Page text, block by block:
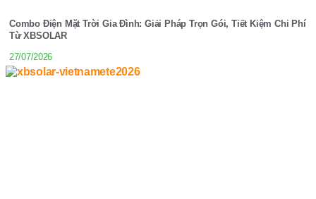
Combo Điện Mặt Trời Gia Đình: Giải Pháp Trọn Gói, Tiết Kiệm Chi Phí
Từ XBSOLAR
27/07/2026